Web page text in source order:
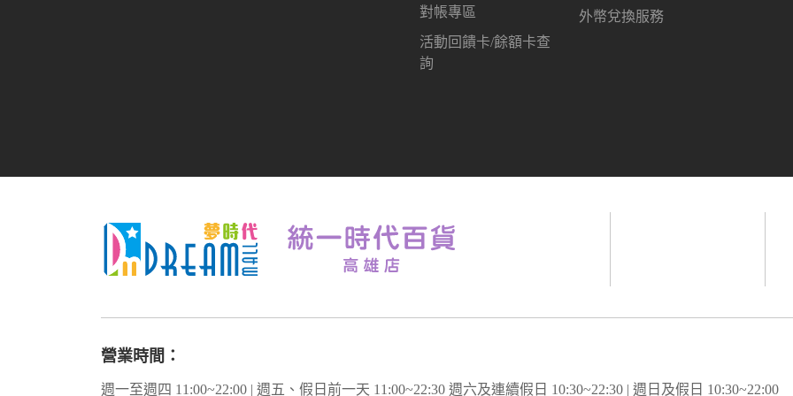
對帳專區
活動回饋卡/餘額卡查
詢
外幣兌換服務
營業時間：
週一至週四 11:00~22:00 | 週五、假日前一天 11:00~22:30 週六及連續假日 10:30~22:30 | 週日及假日 10:30~22:00